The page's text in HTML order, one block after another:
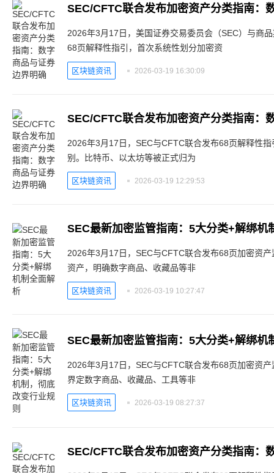
SEC/CFTC联合发布加密资产分类指南：
2026年3月17日，美国证券交易委员会（SEC）与商
68页解释性指引，首次系统性划分加密资
区块链资讯 2026-03-19 16:30:09
SEC/CFTC联合发布加密资产分类指南：
2026年3月17日，SEC与CFTC联合发布68页解释性
别。比特币、以太坊等被正式归为
区块链资讯 2026-03-19 12:29:53
SEC最新加密监管指南：5大分类+解绑机
2026年3月17日，SEC与CFTC联合发布68页加密资
资产，明确数字商品、收藏品等非
区块链资讯 2026-03-19 10:27:47
SEC最新加密监管指南：5大分类+解绑机
2026年3月17日，SEC与CFTC联合发布68页加密资
界定数字商品、收藏品、工具等非
区块链资讯 2026-03-19 08:27:37
SEC/CFTC联合发布加密资产分类指南：